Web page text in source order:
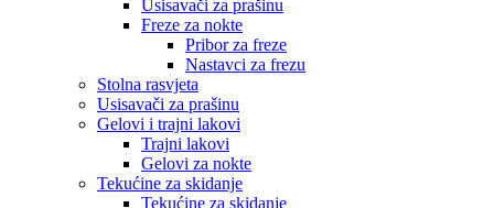
Usisavači za prašinu
Freze za nokte
Pribor za freze
Nastavci za frezu
Stolna rasvjeta
Usisavači za prašinu
Gelovi i trajni lakovi
Trajni lakovi
Gelovi za nokte
Tekućine za skidanje
Tekućine za skidanje